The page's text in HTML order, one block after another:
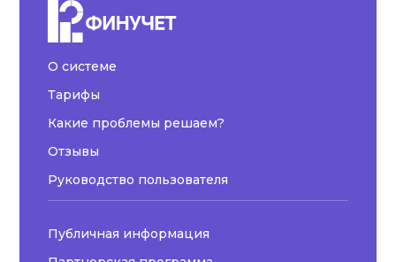
О системе
Тарифы
Какие проблемы решаем?
Отзывы
Руководство пользователя
Публичная информация